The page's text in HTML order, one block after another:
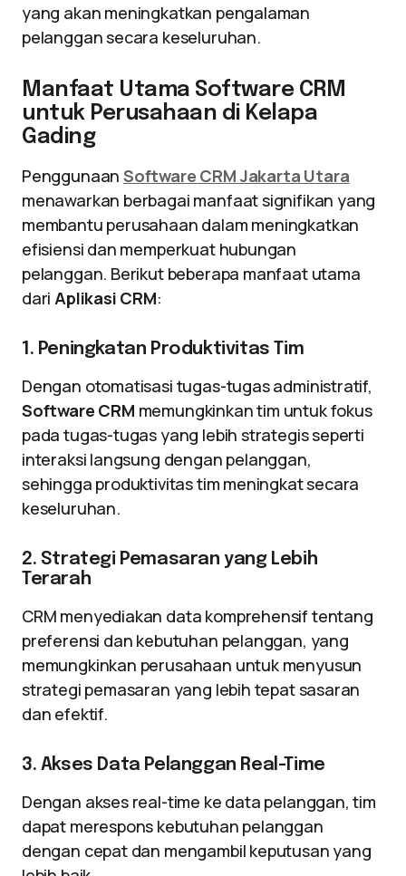
yang akan meningkatkan pengalaman
pelanggan secara keseluruhan.
Manfaat Utama Software CRM
untuk Perusahaan di Kelapa
Gading
PenggunaanSoftware CRM Jakarta Utara
menawarkan berbagai manfaat signifikan yang
membantu perusahaan dalam meningkatkan
efisiensi dan memperkuat hubungan
pelanggan. Berikut beberapa manfaat utama
dariAplikasi CRM:
1. Peningkatan Produktivitas Tim
Dengan otomatisasi tugas-tugas administratif,
Software CRM memungkinkan tim untuk fokus
pada tugas-tugas yang lebih strategis seperti
interaksi langsung dengan pelanggan,
sehingga produktivitas tim meningkat secara
keseluruhan.
2. Strategi Pemasaran yang Lebih
Terarah
CRM menyediakan data komprehensif tentang
preferensi dan kebutuhan pelanggan, yang
memungkinkan perusahaan untuk menyusun
strategi pemasaran yang lebih tepat sasaran
dan efektif.
3. Akses Data Pelanggan Real-Time
Dengan akses real-time ke data pelanggan, tim
dapat merespons kebutuhan pelanggan
dengan cepat dan mengambil keputusan yang